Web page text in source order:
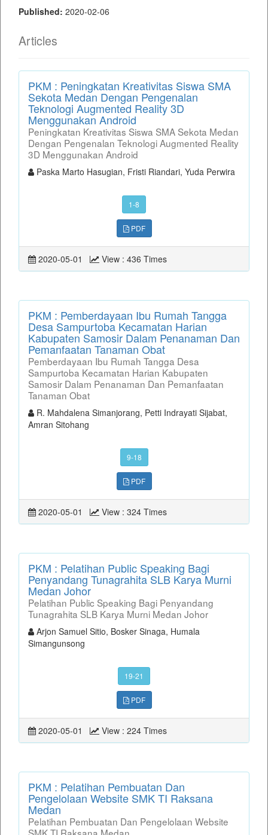
Published: 2020-02-06
Articles
PKM : Peningkatan Kreativitas Siswa SMA
Sekota Medan Dengan Pengenalan
Teknologi Augmented Reality 3D
Menggunakan Android
Peningkatan Kreativitas Siswa SMA Sekota Medan
Dengan Pengenalan Teknologi Augmented Reality
3D Menggunakan Android
Paska Marto Hasugian, Fristi Riandari, Yuda Perwira
1-8
PDF
2020-05-01 View : 436 Times
PKM : Pemberdayaan Ibu Rumah Tangga
Desa Sampurtoba Kecamatan Harian
Kabupaten Samosir Dalam Penanaman Dan
Pemanfaatan Tanaman Obat
Pemberdayaan Ibu Rumah Tangga Desa
Sampurtoba Kecamatan Harian Kabupaten
Samosir Dalam Penanaman Dan Pemanfaatan
Tanaman Obat
R. Mahdalena Simanjorang, Petti Indrayati Sijabat,
Amran Sitohang
9-18
PDF
2020-05-01 View : 324 Times
PKM : Pelatihan Public Speaking Bagi
Penyandang Tunagrahita SLB Karya Murni
Medan Johor
Pelatihan Public Speaking Bagi Penyandang
Tunagrahita SLB Karya Murni Medan Johor
Arjon Samuel Sitio, Bosker Sinaga, Humala
Simangunsong
19-21
PDF
2020-05-01 View : 224 Times
PKM : Pelatihan Pembuatan Dan
Pengelolaan Website SMK TI Raksana
Medan
Pelatihan Pembuatan Dan Pengelolaan Website